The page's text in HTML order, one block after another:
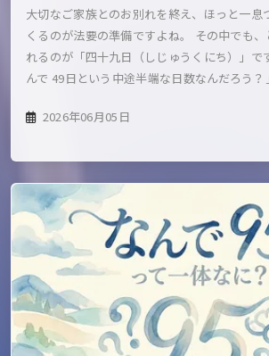
大切なご家族とのお別れを終え、ほっと一息
くるのが法要の準備ですよね。 その中でも
れるのが「四十九日（しじゅうくにち）」で
んで 49日という中途半端な日数なんだろう
2026年06月05日